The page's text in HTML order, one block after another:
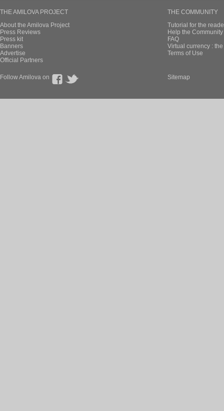
THE AMILOVA PROJECT
About the Amilova Project
Press Reviews
Press kit
Banners
Advertise
Official Partners
THE COMMUNITY
Tutorial for the
Help the
FAQ
Virtual currency :
Terms of Use
Follow Amilova on Sitemap